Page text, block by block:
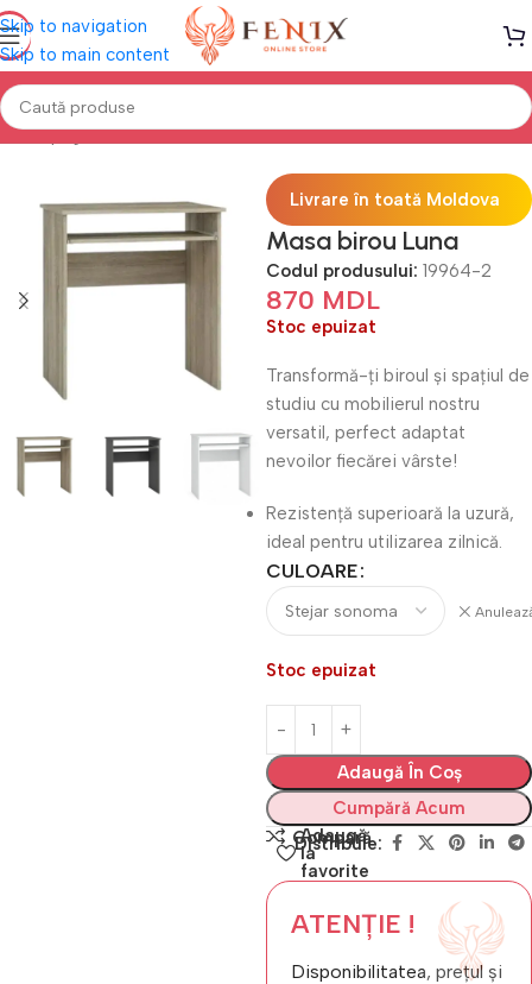
Skip to navigation
Skip to main content
Prima pagină Mobilă BIROU Mese de birou
Livrare în toată Moldova
Masa birou Luna
Codul produsului: 19964-2
870 MDL
Stoc epuizat
Transformă-ți biroul și spațiul de
studiu cu mobilierul nostru
versatil, perfect adaptat
nevoilor fiecărei vârste!
Rezistență superioară la uzură,
ideal pentru utilizarea zilnică.
CULOARE
Stoc epuizat
Adaugă În Coș
Cumpără Acum
Compară
Adaugă
la
favorite
Distribuie:
ATENȚIE !
Disponibilitatea, prețul și